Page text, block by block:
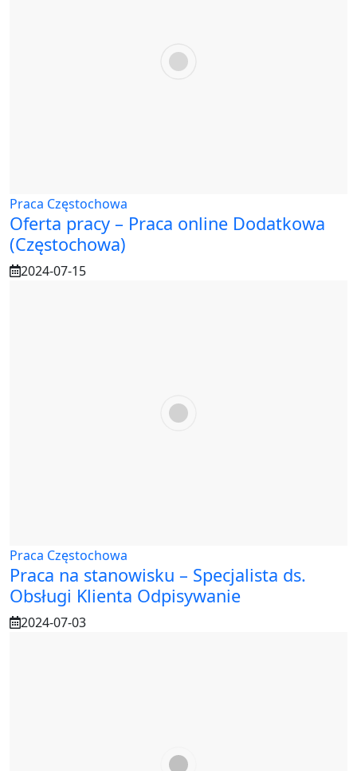
Praca Częstochowa
Oferta pracy – Praca online Dodatkowa
(Częstochowa)
2024-07-15
Praca Częstochowa
Praca na stanowisku – Specjalista ds.
Obsługi Klienta Odpisywanie
2024-07-03